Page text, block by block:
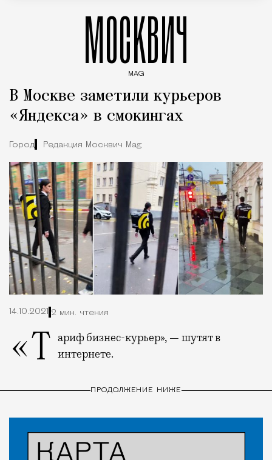
МОСКВИЧ
MAG
В Москве заметили курьеров
«Яндекса» в смокингах
Город Редакция Москвич Mag
14.10.2021 2 мин. чтения
«Тариф бизнес-курьер», — шутят в интернете.
ПРОДОЛЖЕНИЕ НИЖЕ